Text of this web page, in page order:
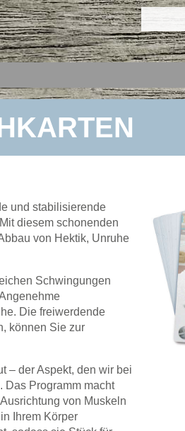
und stabilisierende
diesem schonenden
von Hektik, Unruhe
Schwingungen
Die freiwerdende
können Sie zur
– der Aspekt, den wir bei
Das Programm macht
von Muskeln
Ihrem Körper